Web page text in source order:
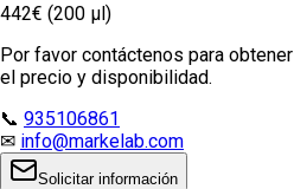
442€ (200 µl)
Por favor contáctenos para
el precio y disponibilidad.
📞 935106861
✉ info@markelab.com
Solicitar información